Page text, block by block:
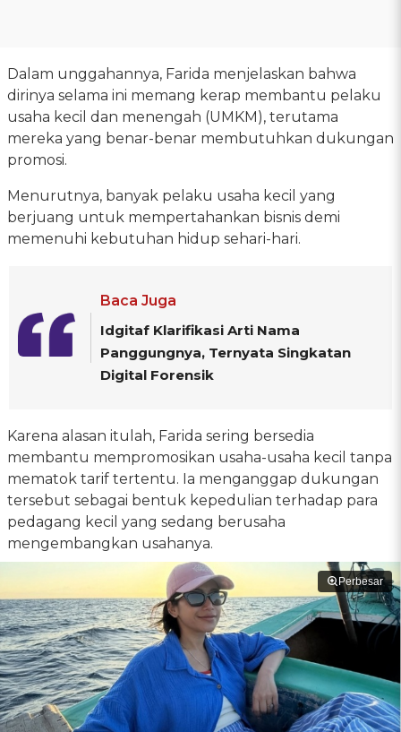
Dalam unggahannya, Farida menjelaskan bahwa
dirinya selama ini memang kerap membantu pelaku
usaha kecil dan menengah (UMKM), terutama
mereka yang benar-benar membutuhkan dukungan
promosi.
Menurutnya, banyak pelaku usaha kecil yang
berjuang untuk mempertahankan bisnis demi
memenuhi kebutuhan hidup sehari-hari.
Baca Juga
Idgitaf Klarifikasi Arti Nama
Panggungnya, Ternyata Singkatan
Digital Forensik
Karena alasan itulah, Farida sering bersedia
membantu mempromosikan usaha-usaha kecil tanpa
mematok tarif tertentu. Ia menganggap dukungan
tersebut sebagai bentuk kepedulian terhadap para
pedagang kecil yang sedang berusaha
mengembangkan usahanya.
Perbesar